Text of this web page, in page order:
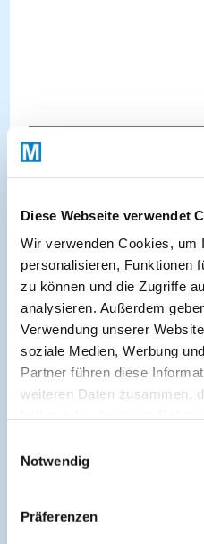
Diese Webseite verwendet
Wir verwenden Cookies, um
personalisieren, Funktionen
zu können und die Zugriffe
analysieren. Außerdem
Verwendung unserer
soziale Medien, Werbung
Partner führen diese
weiteren Daten zusammen,
Notwendig
Präferenzen
Fachbereiche
Allgemeinmedizin &
Ernährungsmedizin
Gynäkologie & Geburtshilfe
Kardiologie Kinder- &
Nahrungsmittelallergien
Neurologie & Psychiatrie
Rheumatologie & Immunologie